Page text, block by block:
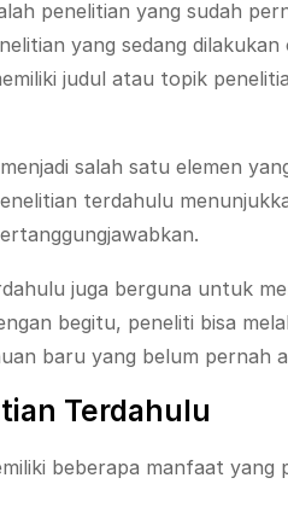
penelitian yang sudah
yang sedang
judul atau topik
salah satu elemen
terdahulu
juga berguna untuk
begitu, peneliti bisa
baru yang belum pernah
Terdahulu
beberapa manfaat yang